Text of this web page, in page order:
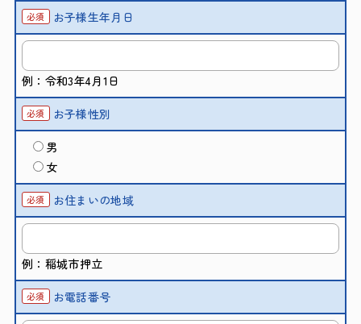
必須 お子様生年月日
例：令和3年4月1日
必須 お子様性別
男
女
必須 お住まいの地域
例：稲城市押立
必須 お電話番号